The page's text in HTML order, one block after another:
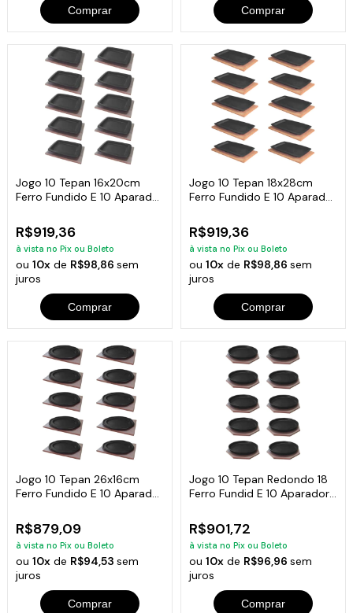
Comprar Comprar
Jogo 10 Tepan 16x20cm
Ferro Fundido E 10 Aparador
R$919,36
à vista no Pix ou Boleto
ou10x de R$98,86sem
juros
Comprar
Jogo 10 Tepan 18x28cm
Ferro Fundido E 10 Aparador
R$919,36
à vista no Pix ou Boleto
ou 10xde R$98,86 sem
juros
Comprar
Jogo 10 Tepan 26x16cm
Ferro Fundido E 10 Aparador
R$879,09
à vista no Pix ou Boleto
ou10x de R$94,53sem
juros
Comprar
Jogo 10 Tepan Redondo 18
Ferro Fundid E 10 Aparador
R$901,72
à vista no Pix ou Boleto
ou 10xde R$96,96 sem
juros
Comprar